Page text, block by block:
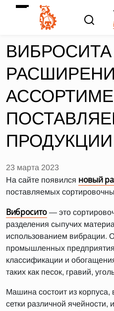
ВИБРОСИТА
ПРОДУКЦИИ
23 марта 2023
На сайте появился новый
поставляемых
Вибросито — это
разделения сыпучих
использованием вибрации.
промышленных
классификации и
таких как песок, гравий,
Машина состоит из корпуса,
сетки различной